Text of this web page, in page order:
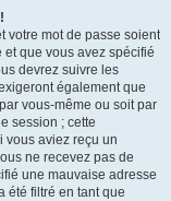
votre mot de passe soient
et que vous avez spécifié
devrez suivre les
également que
vous-même ou soit par
session ; cette
vous aviez reçu un
ne recevez pas de
une mauvaise adresse
été filtré en tant que